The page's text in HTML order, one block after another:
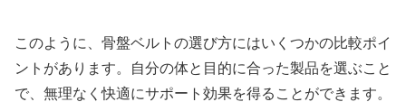
このように、骨盤ベルトの選び方にはいくつかの比較ポイ
ントがあります。自分の体と目的に合った製品を選ぶこと
で、無理なく快適にサポート効果を得ることができます。